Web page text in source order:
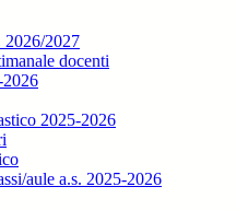
2026/2027
docenti
2026
2025-2026
aule a.s. 2025-2026